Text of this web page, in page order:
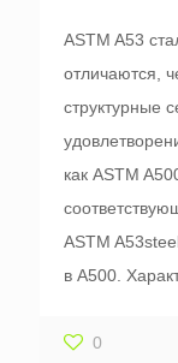
ASTM A53
отличаются,
структурные
как ASTM
ASTM
в A500.
0